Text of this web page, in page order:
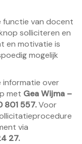
functie van docent
solliciteren en
en motivatie is
mogelijk
informatie over
met Gea Wijma –
801 557.Voor
via
27.